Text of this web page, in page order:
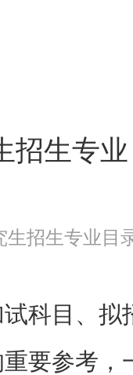
招生专业
生招生专业目
科目、拟
要参考，